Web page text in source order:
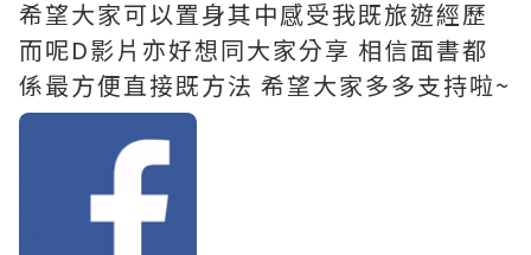
希望大家可以置身其中感受我既旅遊經歷
而呢D影片亦好想同大家分享 相信面書都
係最方便直接既方法 希望大家多多支持啦~